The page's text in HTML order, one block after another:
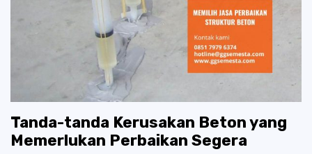
Tanda-tanda Kerusakan Beton yang
Memerlukan Perbaikan Segera